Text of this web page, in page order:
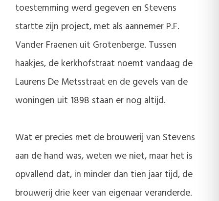
toestemming werd gegeven en Stevens
startte zijn project, met als aannemer P.F.
Vander Fraenen uit Grotenberge. Tussen
haakjes, de kerkhofstraat noemt vandaag de
Laurens De Metsstraat en de gevels van de
woningen uit 1898 staan er nog altijd.
Wat er precies met de brouwerij van Stevens
aan de hand was, weten we niet, maar het is
opvallend dat, in minder dan tien jaar tijd, de
brouwerij drie keer van eigenaar veranderde.